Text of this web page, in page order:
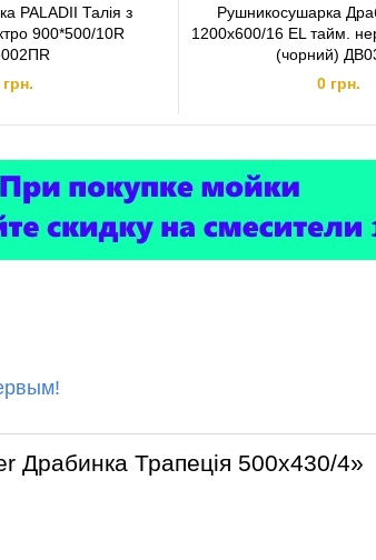
PALADII Талія з
900*500/10R
Рушникосушарка
1200х600/16 ЕL тайм.
(чорний)
0 грн.
Драбинка Трапецiя 500х430/4»